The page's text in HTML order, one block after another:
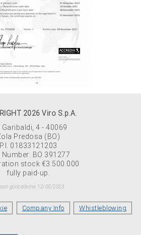
2026 Viro S.p.A.
Garibaldi, 4 - 40069
Predosa (BO)
P.I. 01833121203
Number: BO 391277
stock €3.500.000
fully paid-up.
güncelleme 12/05/2023
Company Info Whistleblowing